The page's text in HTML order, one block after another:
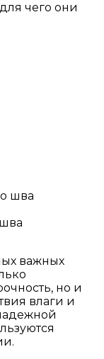
чего они
важных
но и
влаги и